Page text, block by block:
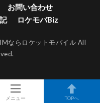
お問い合わせ
ロケモバBiz
ならロケットモバイル All
メニュー TOPへ